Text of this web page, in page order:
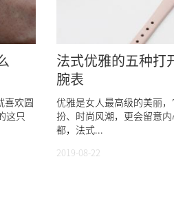
喜欢圆
这只
法式优雅的五种打
腕表
优雅是女人最高级的美丽
扮、时尚风潮，更会留意
都，法式...
2019-08-22